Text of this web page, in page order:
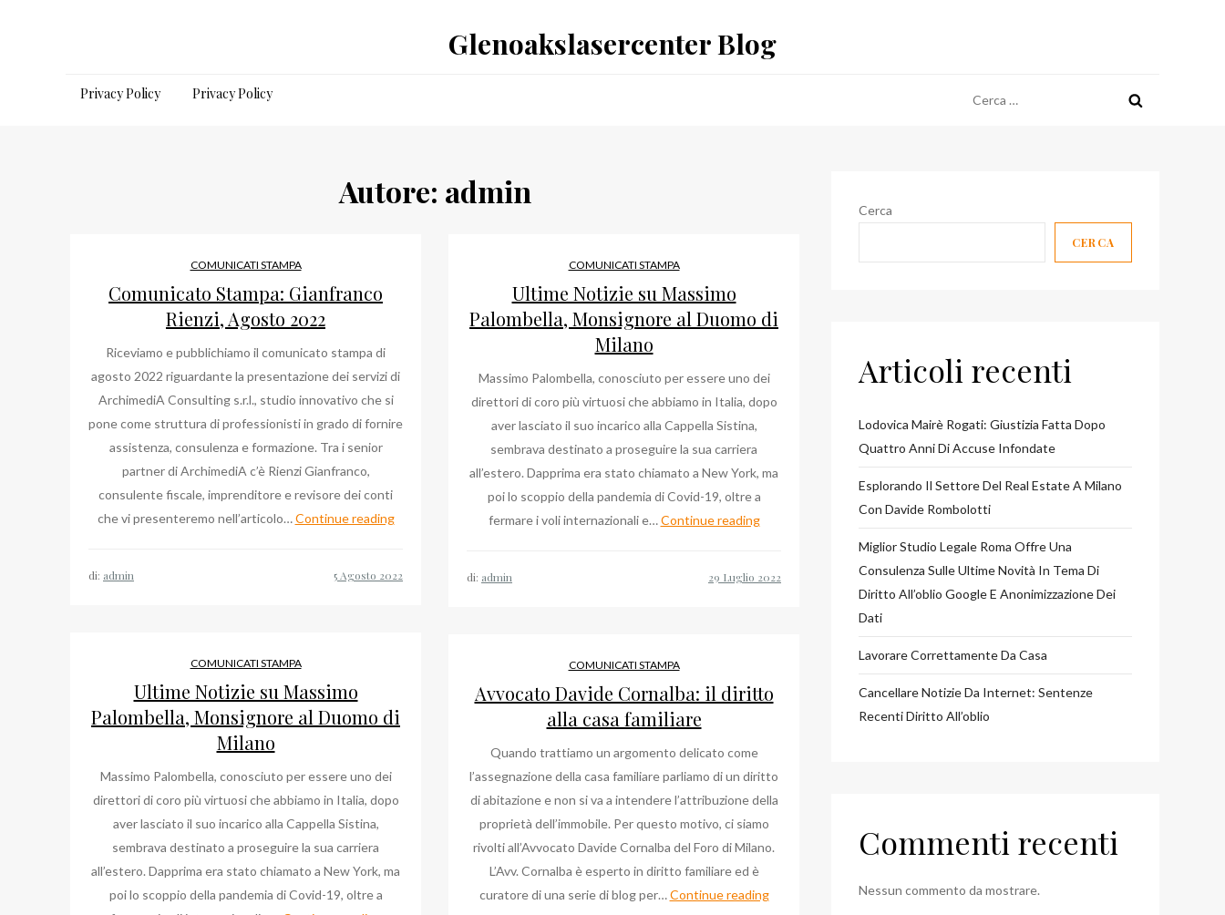
Glenoakslasercenter Blog
Privacy Policy Privacy Policy
per:
Autore: admin
COMUNICATI STAMPA
Comunicato Stampa: Gianfranco
Rienzi, Agosto 2022
Riceviamo e pubblichiamo il comunicato stampa di
agosto 2022 riguardante la presentazione dei servizi di
ArchimediA Consulting s.r.l., studio innovativo che si
pone come struttura di professionisti in grado di fornire
assistenza, consulenza e formazione. Tra i senior
partner di ArchimediA c’è Rienzi Gianfranco,
consulente fiscale, imprenditore e revisore dei conti
che vi presenteremo nell’articolo…Continue readingComunicato
di: admin
COMUNICATI STAMPA
Ultime Notizie su Massimo
Palombella, Monsignore al Duomo di
Milano
Massimo Palombella, conosciuto per essere uno dei
direttori di coro più virtuosi che abbiamo in Italia, dopo
aver lasciato il suo incarico alla Cappella Sistina,
sembrava destinato a proseguire la sua carriera
all’estero. Dapprima era stato chiamato a New York, ma
poi lo scoppio della pandemia di Covid-19, oltre a
fermare i voli internazionali e…Continue readingUltime
Duomo
di
di: admin
COMUNICATI STAMPA
Ultime Notizie su Massimo
Palombella, Monsignore al Duomo di
Milano
Massimo Palombella, conosciuto per essere uno dei
direttori di coro più virtuosi che abbiamo in Italia, dopo
aver lasciato il suo incarico alla Cappella Sistina,
sembrava destinato a proseguire la sua carriera
all’estero. Dapprima era stato chiamato a New York, ma
poi lo scoppio della pandemia di Covid-19, oltre a
COMUNICATI STAMPA
Avvocato Davide Cornalba: il diritto
alla casa familiare
Quando trattiamo un argomento delicato come
l’assegnazione della casa familiare parliamo di un diritto
di abitazione e non si va a intendere l’attribuzione della
proprietà dell’immobile. Per questo motivo, ci siamo
rivolti all’Avvocato Davide Cornalba del Foro di Milano.
L’Avv. Cornalba è esperto in diritto familiare ed è
curatore di una serie di blog per…Continue readingAvvocato
Cerca
CERCA
Articoli recenti
Lodovica Mairè Rogati: Giustizia Fatta Dopo
Quattro Anni Di Accuse Infondate
Esplorando Il Settore Del Real Estate A Milano
Con Davide Rombolotti
Miglior Studio Legale Roma Offre Una
Consulenza Sulle Ultime Novità In Tema Di
Diritto All’oblio Google E Anonimizzazione Dei
Dati
Lavorare Correttamente Da Casa
Cancellare Notizie Da Internet: Sentenze
Recenti Diritto All’oblio
Commenti recenti
Nessun commento da mostrare.